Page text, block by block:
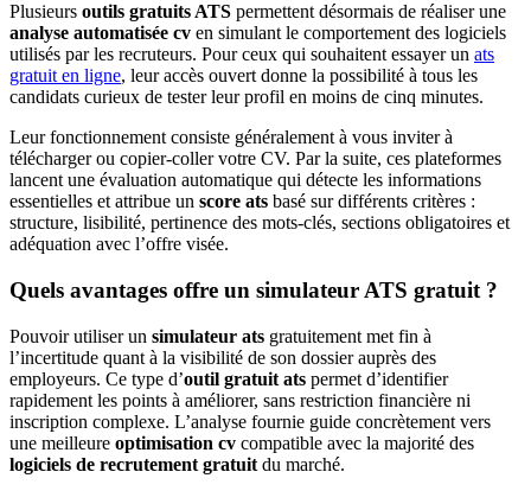
Plusieurs outils gratuits ATS permettent désormais de réaliser une
analyse automatisée cv en simulant le comportement des logiciels
utilisés par les recruteurs. Pour ceux qui souhaitent essayer un ats
gratuit en ligne, leur accès ouvert donne la possibilité à tous les
candidats curieux de tester leur profil en moins de cinq minutes.
Leur fonctionnement consiste généralement à vous inviter à
télécharger ou copier-coller votre CV. Par la suite, ces plateformes
lancent une évaluation automatique qui détecte les informations
essentielles et attribue un score ats basé sur différents critères :
structure, lisibilité, pertinence des mots-clés, sections obligatoires et
adéquation avec l’offre visée.
Quels avantages offre un simulateur ATS gratuit ?
Pouvoir utiliser un simulateur ats gratuitement met fin à
l’incertitude quant à la visibilité de son dossier auprès des
employeurs. Ce type d’outil gratuit ats permet d’identifier
rapidement les points à améliorer, sans restriction financière ni
inscription complexe. L’analyse fournie guide concrètement vers
une meilleure optimisation cv compatible avec la majorité des
logiciels de recrutement gratuit du marché.